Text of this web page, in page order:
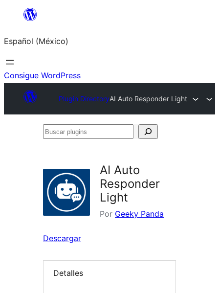
Saltar
contenido
Español (México)
Consigue WordPress
Plugin DirectoryAI Auto Responder Light
Buscar
AI Auto
Responder
Light
Por Geeky Panda
Descargar
Detalles